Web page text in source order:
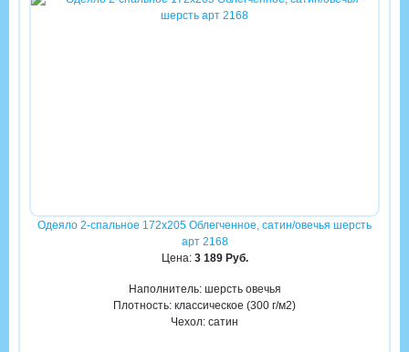
Одеяло 2-спальное 172х205 Облегченное, сатин/овечья шерсть
арт 2168
Цена: 3 189 Руб.
Наполнитель: шерсть овечья
Плотность: классическое (300 г/м2)
Чехол: сатин